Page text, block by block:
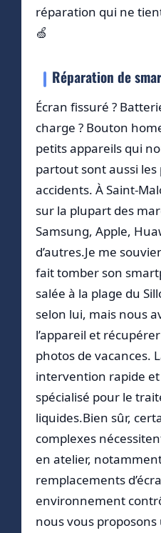
réparation qui ne
🍏
Réparation de
Écran fissuré ?
charge ? Bouton
petits appareils qui
partout sont aussi les
accidents. À Saint-
sur la plupart des
Samsung, Apple,
d’autres.Je me
fait tomber son
salée à la plage du
selon lui, mais nous
l’appareil et
photos de vacances.
intervention rapide
spécialisé pour le
liquides.Bien sûr,
complexes
en atelier,
remplacements
environnement
nous vous